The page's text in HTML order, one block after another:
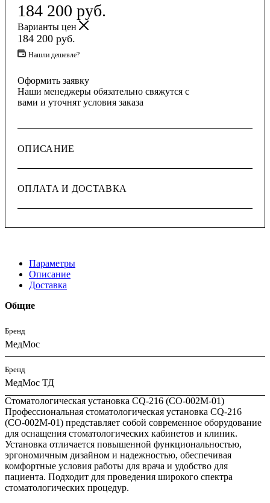
184 200 руб.
Варианты цен
184 200 руб.
Нашли дешевле?
Оформить заявку
Наши менеджеры обязательно свяжутся с
вами и уточнят условия заказа
ОПИСАНИЕ
ОПЛАТА И ДОСТАВКА
Параметры
Описание
Доставка
Общие
Бренд
МедМос
Бренд
МедМос ТД
Стоматологическая установка CQ-216 (СО-002М-01)
Профессиональная стоматологическая установка CQ-216
(СО-002М-01) представляет собой современное оборудование
для оснащения стоматологических кабинетов и клиник.
Установка отличается повышенной функциональностью,
эргономичным дизайном и надежностью, обеспечивая
комфортные условия работы для врача и удобство для
пациента. Подходит для проведения широкого спектра
стоматологических процедур.